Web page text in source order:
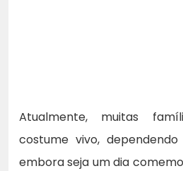
Atualmente, muitas
costume vivo,
embora seja um dia